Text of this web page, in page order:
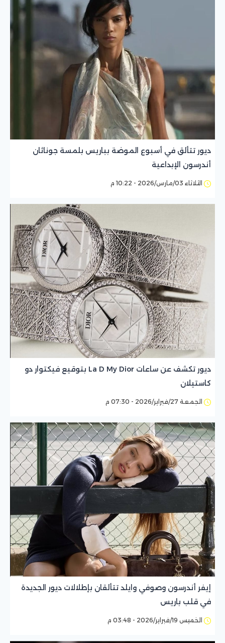
ديور تتألق في أسبوع الموضة بباريس بلمسة جوناثان
أندرسون الإبداعية
الثلاثاء 03/مارس/2026 - 10:22 م
ديور تكشف عن ساعات La D My Dior بتوقيع فيكتوار دو
كاستيلان
الجمعة 27/فبراير/2026 - 07:30 م
إيفر أندرسون وصوفي وايلد تتألقان بإطلالات ديور الجديدة
في قلب باريس
الخميس 19/فبراير/2026 - 03:48 م